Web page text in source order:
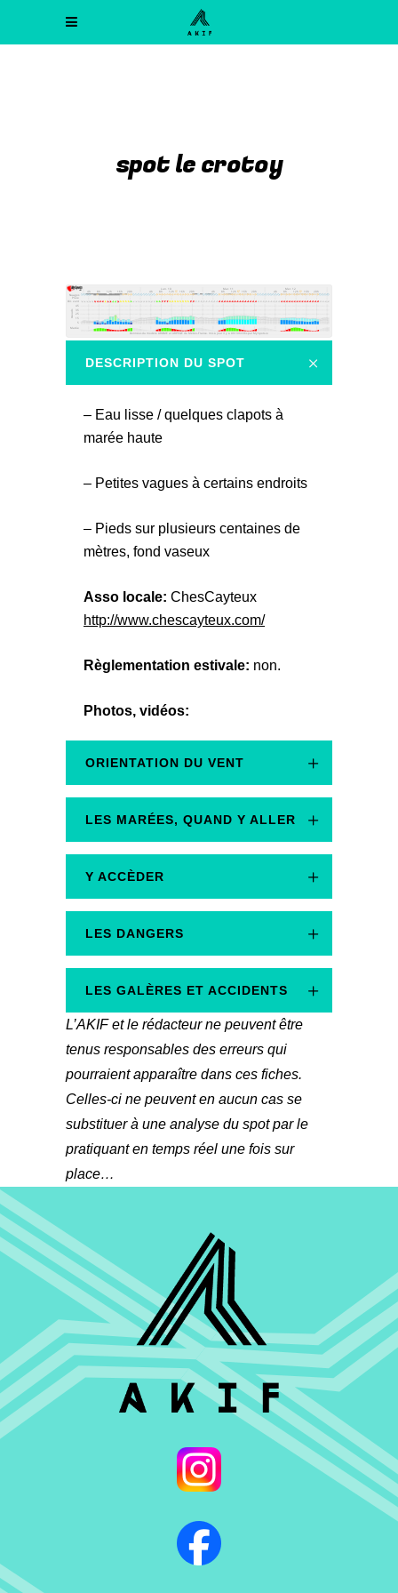
spot le crotoy
DESCRIPTION DU SPOT
– Eau lisse / quelques clapots à
marée haute
– Petites vagues à certains endroits
– Pieds sur plusieurs centaines de
mètres, fond vaseux
Asso locale: ChesCayteux
http://www.chescayteux.com/
Règlementation estivale: non.
Photos, vidéos:
ORIENTATION DU VENT
LES MARÉES, QUAND Y ALLER
Y ACCÈDER
LES DANGERS
LES GALÈRES ET ACCIDENTS
L’AKIF et le rédacteur ne peuvent être
tenus responsables des erreurs qui
pourraient apparaître dans ces fiches.
Celles-ci ne peuvent en aucun cas se
substituer à une analyse du spot par le
pratiquant en temps réel une fois sur
place…